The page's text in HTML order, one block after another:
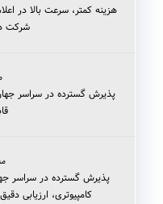
شرکت
پذیرش گسترده در سراسر
پذیرش گسترده در سراسر
کامپیوتری، ارزیابی